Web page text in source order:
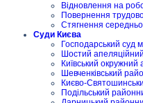
Відновлення на
Повернення
Стягнення
Суди Києва
Господарський суд
Шостий
Київський окружний
Шевченківський
Києво-
Подільський